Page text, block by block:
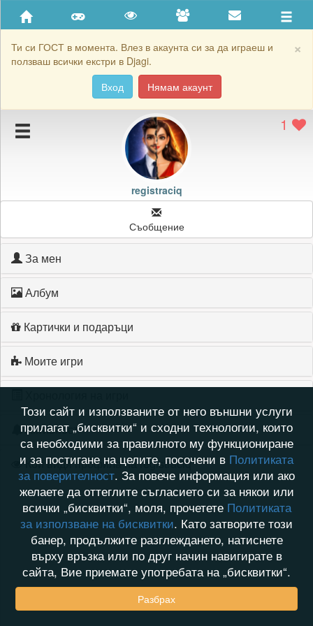
×
Ти си ГОСТ в момента. Влез в акаунта си за да играеш и
ползваш всички екстри в Djagi.
Вход
Нямам акаунт
Приятели
Хронология на игри
Подаръците на registraciq
Картичките на registraciq
1
registraciq
Съобщение
За мен
Албум
Картички и подаръци
Моите игри
Активност
Кой видя профила на registraciq
Този сайт и използваните от него външни услуги
прилагат „бисквитки“ и сходни технологии, които
са необходими за правилното му функциониране
и за постигане на целите, посочени в Политиката
за поверителност. За повече информация или ако
желаете да оттеглите съгласието си за някои или
всички „бисквитки“, моля, прочетете Политиката
за използване на бисквитки. Като затворите този
банер, продължите разглеждането, натиснете
върху връзка или по друг начин навигирате в
сайта, Вие приемате употребата на „бисквитки“.
Разбрах